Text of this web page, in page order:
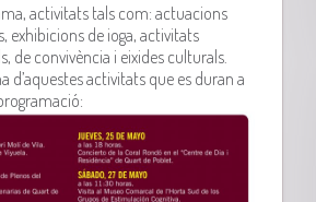
activitats tals com: actuacions
exhibicions de ioga, activitats
de convivència i eixides culturals.
d’aquestes activitats que es duran a